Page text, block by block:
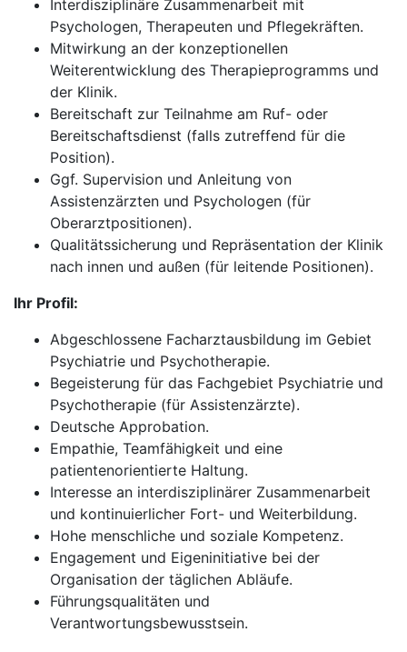
Interdisziplinäre Zusammenarbeit mit
Psychologen, Therapeuten und Pflegekräften.
Mitwirkung an der konzeptionellen
Weiterentwicklung des Therapieprogramms und
der Klinik.
Bereitschaft zur Teilnahme am Ruf- oder
Bereitschaftsdienst (falls zutreffend für die
Position).
Ggf. Supervision und Anleitung von
Assistenzärzten und Psychologen (für
Oberarztpositionen).
Qualitätssicherung und Repräsentation der Klinik
nach innen und außen (für leitende Positionen).
Ihr Profil:
Abgeschlossene Facharztausbildung im Gebiet
Psychiatrie und Psychotherapie.
Begeisterung für das Fachgebiet Psychiatrie und
Psychotherapie (für Assistenzärzte).
Deutsche Approbation.
Empathie, Teamfähigkeit und eine
patientenorientierte Haltung.
Interesse an interdisziplinärer Zusammenarbeit
und kontinuierlicher Fort- und Weiterbildung.
Hohe menschliche und soziale Kompetenz.
Engagement und Eigeninitiative bei der
Organisation der täglichen Abläufe.
Führungsqualitäten und
Verantwortungsbewusstsein.